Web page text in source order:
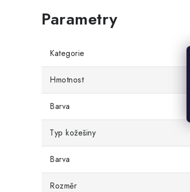
Kategorie
Hmotnost
Barva
Typ kožešiny
Barva
Rozměr